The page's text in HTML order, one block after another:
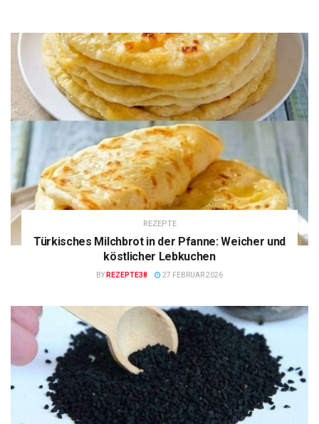
REZEPTE
Türkisches Milchbrot in der Pfanne: Weicher und
köstlicher Lebkuchen
BY REZEPTE38 27 FEBRUAR 2026